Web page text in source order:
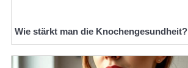
Wie stärkt man die Knochengesundheit?